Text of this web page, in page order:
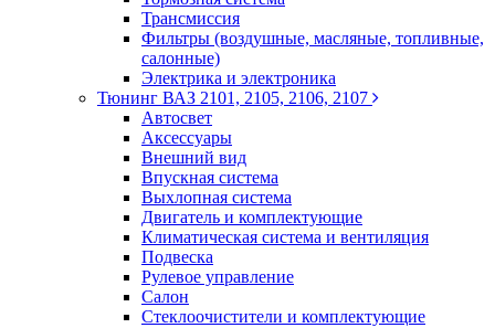
Трансмиссия
Фильтры (воздушные, масляные, топливные,
салонные)
Электрика и электроника
Тюнинг ВАЗ 2101, 2105, 2106, 2107
Автосвет
Аксессуары
Внешний вид
Впускная система
Выхлопная система
Двигатель и комплектующие
Климатическая система и вентиляция
Подвеска
Рулевое управление
Салон
Стеклоочистители и комплектующие